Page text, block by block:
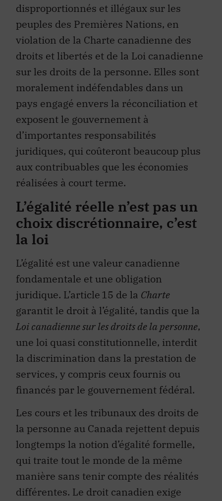
disproportionnés et illégaux sur les
peuples des Premières Nations, en
violation de la Charte canadienne des
droits et libertés et de la Loi canadienne
sur les droits de la personne. Elles sont
moralement indéfendables dans un
pays engagé envers la réconciliation et
exposent le gouvernement à
d’importantes responsabilités
juridiques, qui coûteront beaucoup plus
aux contribuables que les économies
réalisées à court terme.
L’égalité réelle n’est pas un
choix discrétionnaire, c’est
la loi
L’égalité est une valeur canadienne
fondamentale et une obligation
juridique. L’article 15 de la Charte
garantit le droit à l’égalité, tandis que la
Loi canadienne sur les droits de la personne,
une loi quasi constitutionnelle, interdit
la discrimination dans la prestation de
services, y compris ceux fournis ou
financés par le gouvernement fédéral.
Les cours et les tribunaux des droits de
la personne au Canada rejettent depuis
longtemps la notion d’égalité formelle,
qui traite tout le monde de la même
manière sans tenir compte des réalités
différentes. Le droit canadien exige